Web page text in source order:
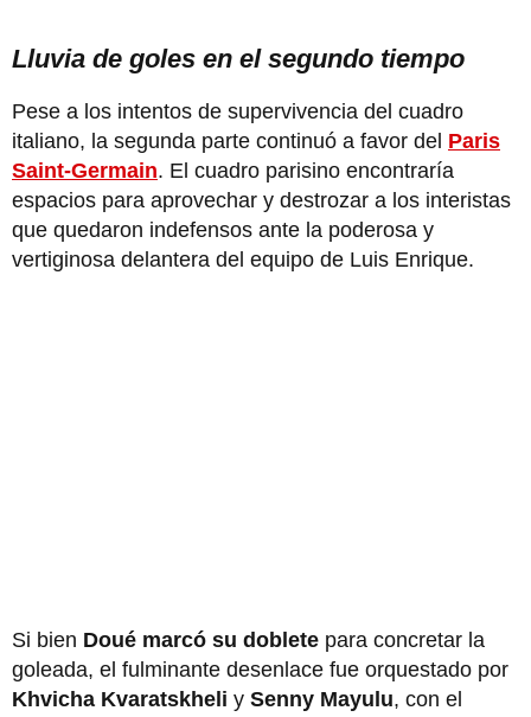
Lluvia de goles en el segundo tiempo
Pese a los intentos de supervivencia del cuadro
italiano, la segunda parte continuó a favor del Paris
Saint-Germain. El cuadro parisino encontraría
espacios para aprovechar y destrozar a los interistas
que quedaron indefensos ante la poderosa y
vertiginosa delantera del equipo de Luis Enrique.
Si bien Doué marcó su doblete para concretar la
goleada, el fulminante desenlace fue orquestado por
Khvicha Kvaratskheli y Senny Mayulu, con el